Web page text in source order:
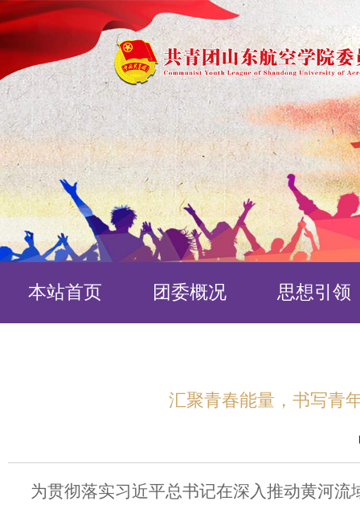
本站首页 团委概况 思想引领
汇聚青春能量，书写青
为贯彻落实习近平总书记在深入推动黄河